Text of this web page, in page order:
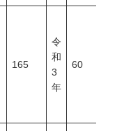
165
令
和
3
年
60